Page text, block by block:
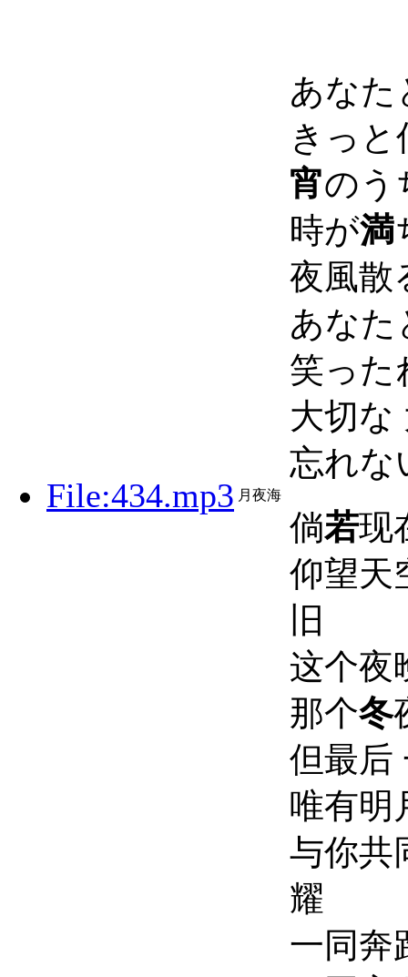
File:434.mp3 月夜海
あなた
きっと
宵の
時が満
夜風散
あなた
笑った
大切な
忘れな
倘若现
仰望天
旧
这个夜
那个冬
但最后
唯有明
与你共
耀
一同奔